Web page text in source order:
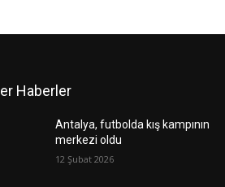
Haberler
Antalya, futbolda kış kampının
merkezi oldu
12 Şubat 2026